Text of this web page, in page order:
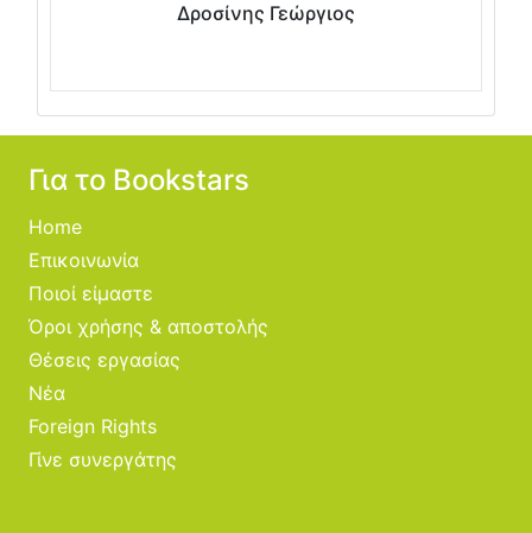
Δροσίνης Γεώργιος
Για το Bookstars
Home
Επικοινωνία
Ποιοί είμαστε
Όροι χρήσης & αποστολής
Θέσεις εργασίας
Νέα
Foreign Rights
Γίνε συνεργάτης